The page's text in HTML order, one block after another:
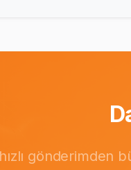
gönderimden